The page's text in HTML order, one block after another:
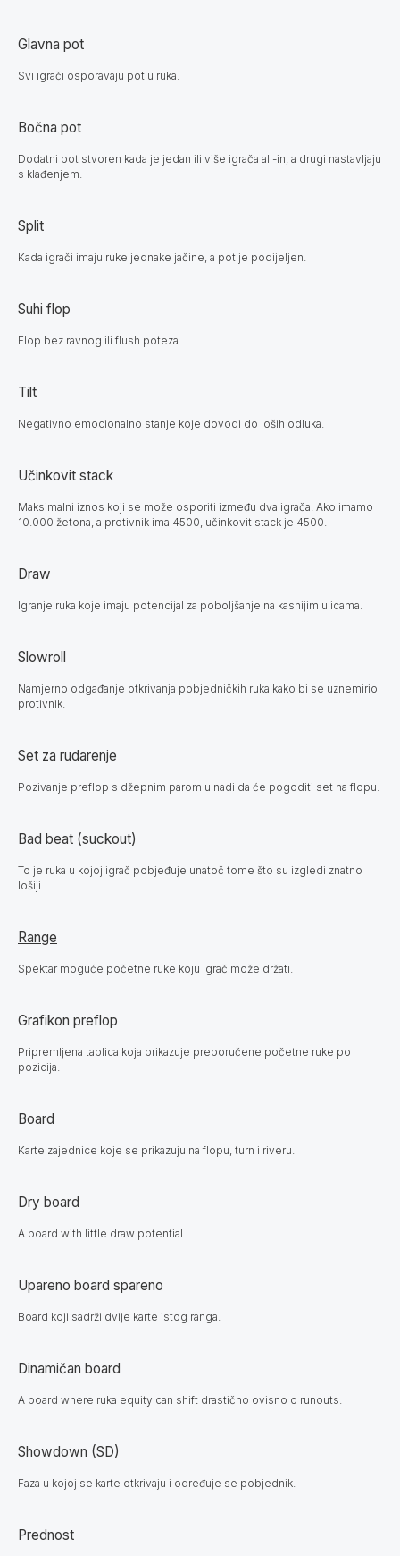
Glavna pot
Svi igrači osporavaju pot u ruka.
Bočna pot
Dodatni pot stvoren kada je jedan ili više igrača all-in, a drugi nastavljaju
s klađenjem.
Split
Kada igrači imaju ruke jednake jačine, a pot je podijeljen.
Suhi flop
Flop bez ravnog ili flush poteza.
Tilt
Negativno emocionalno stanje koje dovodi do loših odluka.
Učinkovit stack
Maksimalni iznos koji se može osporiti između dva igrača. Ako imamo
10.000 žetona, a protivnik ima 4500, učinkovit stack je 4500.
Draw
Igranje ruka koje imaju potencijal za poboljšanje na kasnijim ulicama.
Slowroll
Namjerno odgađanje otkrivanja pobjedničkih ruka kako bi se uznemirio
protivnik.
Set za rudarenje
Pozivanje preflop s džepnim parom u nadi da će pogoditi set na flopu.
Bad beat (suckout)
To je ruka u kojoj igrač pobjeđuje unatoč tome što su izgledi znatno
lošiji.
Range
Spektar moguće početne ruke koju igrač može držati.
Grafikon preflop
Pripremljena tablica koja prikazuje preporučene početne ruke po
pozicija.
Board
Karte zajednice koje se prikazuju na flopu, turn i riveru.
Dry board
A board with little draw potential.
Upareno board spareno
Board koji sadrži dvije karte istog ranga.
Dinamičan board
A board where ruka equity can shift drastično ovisno o runouts.
Showdown (SD)
Faza u kojoj se karte otkrivaju i određuje se pobjednik.
Prednost